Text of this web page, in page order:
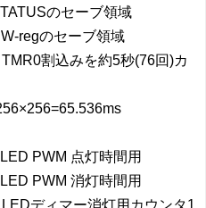
セーブ領域
セーブ領域
を約5秒(76回)カ
点灯時間用
消灯時間用
ー消灯用カウンタ1